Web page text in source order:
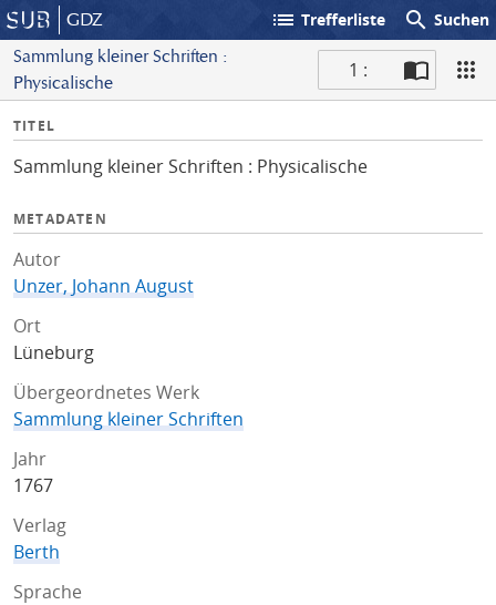
GDZ list Trefferliste search Suchen
Sammlung kleiner Schriften :
Physicalische
1 :
I
f
TITEL
Sammlung kleiner Schriften : Physicalische
METADATEN
Autor
Unzer, Johann August
Ort
Lüneburg
Übergeordnetes Werk
Sammlung kleiner Schriften
Jahr
1767
Verlag
Berth
Sprache